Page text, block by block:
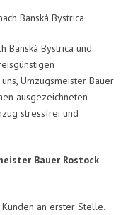
Banská Bystrica
Banská Bystrica und
Umzugsmeister Bauer
ausgezeichneten
stressfrei und
Bauer Rostock
an erster Stelle.